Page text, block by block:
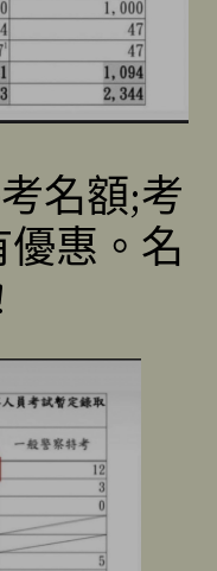
名額;考
惠。名